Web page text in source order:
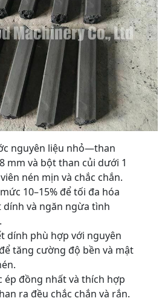
nguyên liệu nhỏ—than
mm và bột than củi dưới 1
nén mịn và chắc chắn.
10–15% để tối đa hóa
dính và ngăn ngừa tình
dính phù hợp với nguyên
tăng cường độ bền và mật
ép đồng nhất và thích hợp
ra đều chắc chắn và rắn.